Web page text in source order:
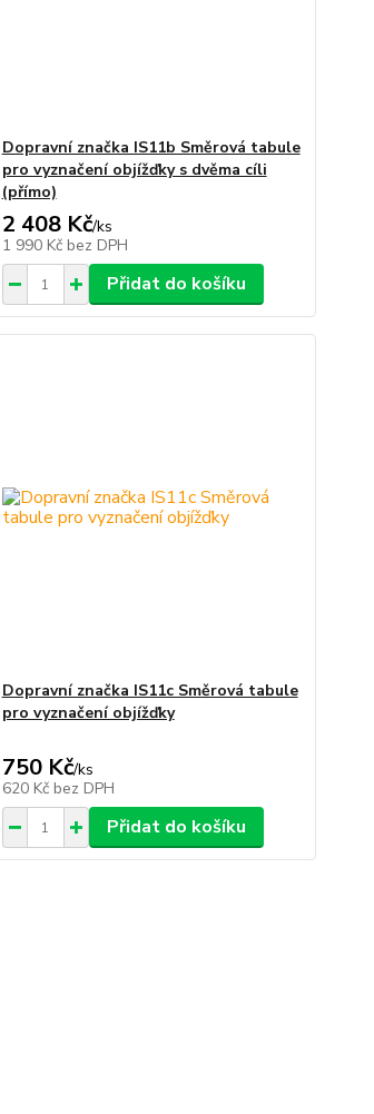
Dopravní značka IS11b Směrová tabule
pro vyznačení objížďky s dvěma cíli
(přímo)
2 408 Kč/ks
1 990 Kč bez DPH
Přidat do košíku
Dopravní značka IS11c Směrová tabule
pro vyznačení objížďky
750 Kč/ks
620 Kč bez DPH
Přidat do košíku